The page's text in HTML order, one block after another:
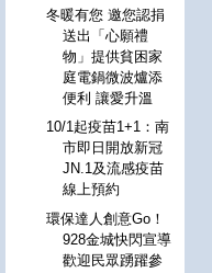
冬暖有您 邀您認捐
送出「心願禮
物」提供貧困家
庭電鍋微波爐添
便利 讓愛升溫
10/1起疫苗1+1：南
市即日開放新冠
JN.1及流感疫苗
線上預約
環保達人創意Go！
928金城快閃宣導
歡迎民眾踴躍參